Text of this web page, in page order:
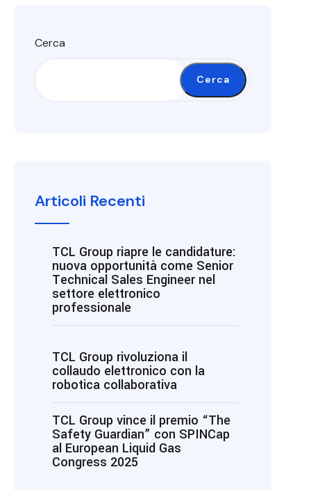
Cerca
Cerca
Articoli Recenti
TCL Group riapre le candidature:
nuova opportunità come Senior
Technical Sales Engineer nel
settore elettronico
professionale
TCL Group rivoluziona il
collaudo elettronico con la
robotica collaborativa
TCL Group vince il premio “The
Safety Guardian” con SPINCap
al European Liquid Gas
Congress 2025